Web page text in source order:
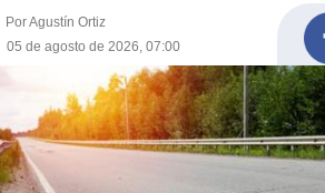
Por Agustín Ortiz
05 de agosto de 2026, 07:00